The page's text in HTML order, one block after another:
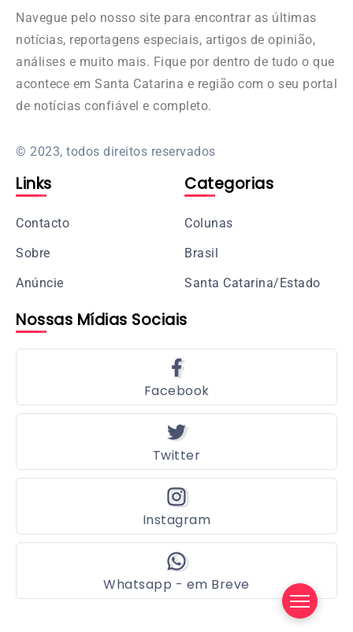
Navegue pelo nosso site para encontrar as últimas
notícias, reportagens especiais, artigos de opinião,
análises e muito mais. Fique por dentro de tudo o que
acontece em Santa Catarina e região com o seu portal
de notícias confiável e completo.
© 2023, todos direitos reservados
Links
Contacto
Sobre
Anúncie
Categorias
Colunas
Brasil
Santa Catarina/Estado
Nossas Mídias Sociais
Facebook
Twitter
Instagram
Whatsapp - em Breve